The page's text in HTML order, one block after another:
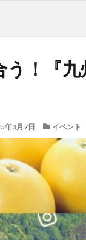
う！『
年3月7日 イベント
パン
プレミアム
佐伯市
別府市
国東市
大分グルメ
大分県
姫島村